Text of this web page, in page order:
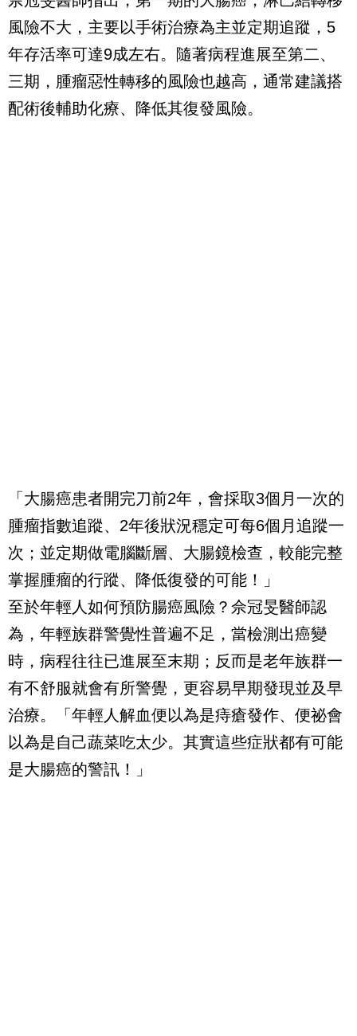
風險不大，主要以手術治療為主並定期追蹤，5
年存活率可達9成左右。隨著病程進展至第二、
三期，腫瘤惡性轉移的風險也越高，通常建議搭
配術後輔助化療、降低其復發風險。
「大腸癌患者開完刀前2年，會採取3個月一次的
腫瘤指數追蹤、2年後狀況穩定可每6個月追蹤一
次；並定期做電腦斷層、大腸鏡檢查，較能完整
掌握腫瘤的行蹤、降低復發的可能！」
至於年輕人如何預防腸癌風險？佘冠旻醫師認
為，年輕族群警覺性普遍不足，當檢測出癌變
時，病程往往已進展至末期；反而是老年族群一
有不舒服就會有所警覺，更容易早期發現並及早
治療。「年輕人解血便以為是痔瘡發作、便祕會
以為是自己蔬菜吃太少。其實這些症狀都有可能
是大腸癌的警訊！」